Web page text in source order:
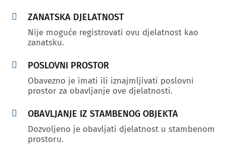
 ZANATSKA DJELATNOST
Nije moguće registrovati ovu djelatnost kao
zanatsku.
 POSLOVNI PROSTOR
Obavezno je imati ili iznajmljivati poslovni
prostor za obavljanje ove djelatnosti.
 OBAVLJANJE IZ STAMBENOG OBJEKTA
Dozvoljeno je obavljati djelatnost u stambenom
prostoru.